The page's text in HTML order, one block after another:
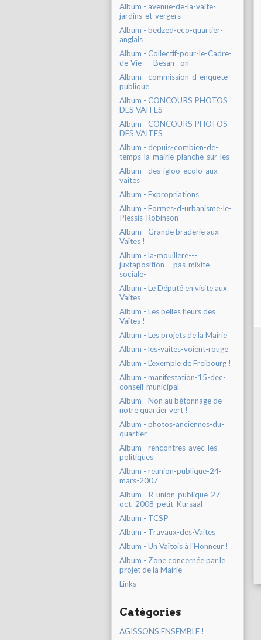
Album - avenue-de-la-vaite-
jardins-et-vergers
Album - bedzed-eco-quartier-
anglais
Album - Collectif-pour-le-Cadre-
de-Vie----Besan--on
Album - commission-d-enquete-
publique
Album - CONCOURS PHOTOS
DES VAITES
Album - CONCOURS PHOTOS
DES VAITES
Album - depuis-combien-de-
temps-la-mairie-planche-sur-les-
Album - des-igloo-ecolo-aux-
vaites
Album - Expropriations
Album - Formes-d-urbanisme-le-
Plessis-Robinson
Album - Grande braderie aux
Vaîtes !
Album - la-mouillere---
juxtaposition---pas-mixite-
sociale-
Album - Le Député en visite aux
Vaites
Album - Les belles fleurs des
Vaîtes !
Album - Les projets de la Mairie
Album - les-vaites-voient-rouge
Album - L'exemple de Freibourg !
Album - manifestation-15-dec-
conseil-municipal
Album - Non au bétonnage de
notre quartier vert !
Album - photos-anciennes-du-
quartier
Album - rencontres-avec-les-
politiques
Album - reunion-publique-24-
mars-2007
Album - R-union-publique-27-
oct.-2008-petit-Kursaal
Album - TCSP
Album - Travaux-des-Vaites
Album - Un Vaîtois à l'Honneur !
Album - Zone concernée par le
projet de la Mairie
Links
Catégories
AGISSONS ENSEMBLE !